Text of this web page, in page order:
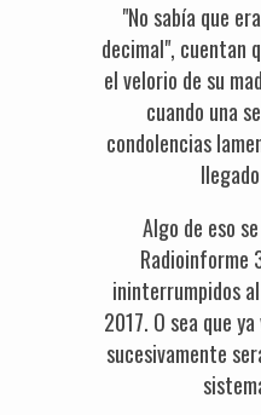
"No sabía que
decimal", cuentan
el velorio de su
cuando una
condolencias
Algo de eso
Radioinforme
ininterrumpidos
2017. O sea que
sucesivamente